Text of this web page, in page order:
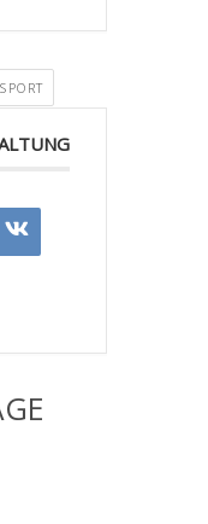
SPORT